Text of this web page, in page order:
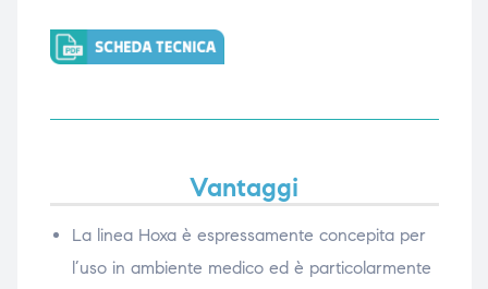
Vantaggi
La linea Hoxa è espressamente concepita per
l’uso in ambiente medico ed è particolarmente